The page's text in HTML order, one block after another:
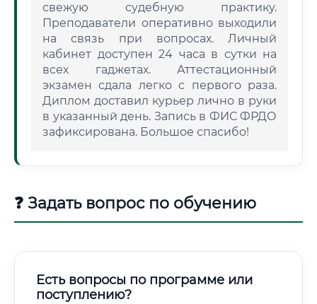
свежую судебную практику.
Преподаватели оперативно выходили
на связь при вопросах. Личный
кабинет доступен 24 часа в сутки на
всех гаджетах. Аттестационный
экзамен сдала легко с первого раза.
Диплом доставил курьер лично в руки
в указанный день. Запись в ФИС ФРДО
зафиксирована. Большое спасибо!
❓ Задать вопрос по обучению
Есть вопросы по программе или
поступлению?